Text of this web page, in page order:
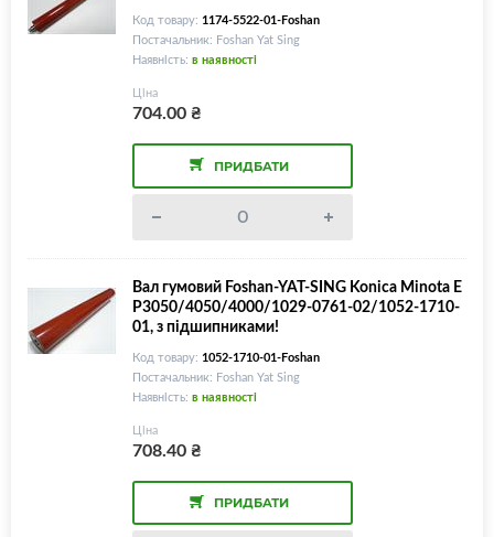
Код товару: 1174-5522-01-Foshan
Постачальник: Foshan Yat Sing
Наявність: в наявності
Ціна
704.00₴
ПРИДБАТИ
Вал гумовий Foshan-YAT-SING Konica Minota E
P3050/4050/4000/1029-0761-02/1052-1710-
01, з підшипниками!
Код товару: 1052-1710-01-Foshan
Постачальник: Foshan Yat Sing
Наявність: в наявності
Ціна
708.40₴
ПРИДБАТИ